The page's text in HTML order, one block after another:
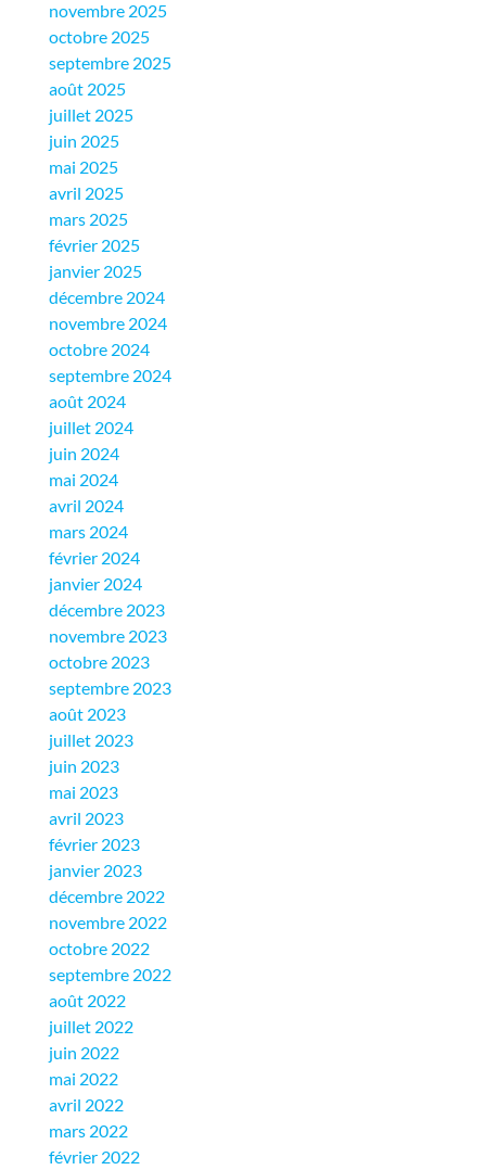
novembre 2025
octobre 2025
septembre 2025
août 2025
juillet 2025
juin 2025
mai 2025
avril 2025
mars 2025
février 2025
janvier 2025
décembre 2024
novembre 2024
octobre 2024
septembre 2024
août 2024
juillet 2024
juin 2024
mai 2024
avril 2024
mars 2024
février 2024
janvier 2024
décembre 2023
novembre 2023
octobre 2023
septembre 2023
août 2023
juillet 2023
juin 2023
mai 2023
avril 2023
février 2023
janvier 2023
décembre 2022
novembre 2022
octobre 2022
septembre 2022
août 2022
juillet 2022
juin 2022
mai 2022
avril 2022
mars 2022
février 2022